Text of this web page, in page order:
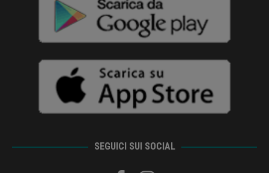
SEGUICI SUI SOCIAL